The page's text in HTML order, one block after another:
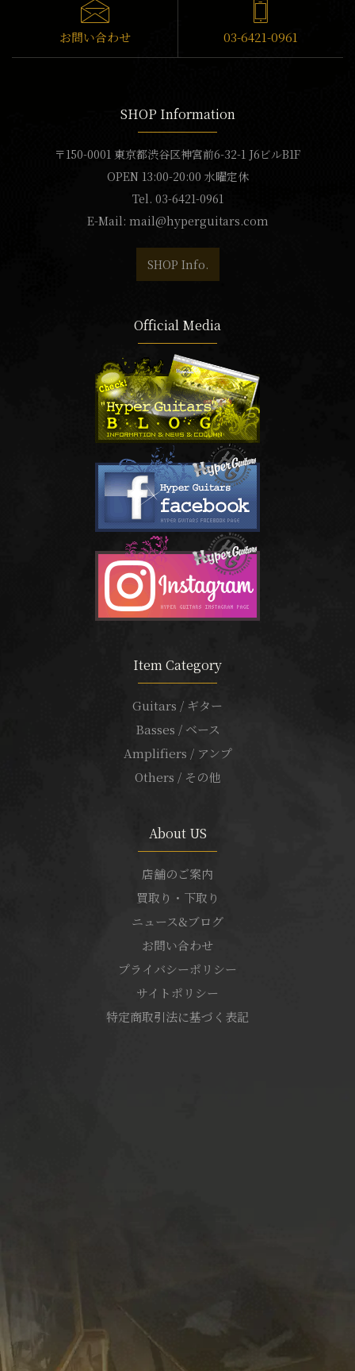
お問い合わせ 03-6421-0961
SHOP Information
〒150-0001 東京都渋谷区神宮前6-32-1 J6ビルB1F
OPEN 13:00-20:00 水曜定休
Tel. 03-6421-0961
E-Mail: mail@hyperguitars.com
SHOP Info.
Official Media
Item Category
Guitars / ギター
Basses / ベース
Amplifiers / アンプ
Others / その他
About US
店舗のご案内
買取り・下取り
ニュース&ブログ
お問い合わせ
プライバシーポリシー
サイトポリシー
特定商取引法に基づく表記